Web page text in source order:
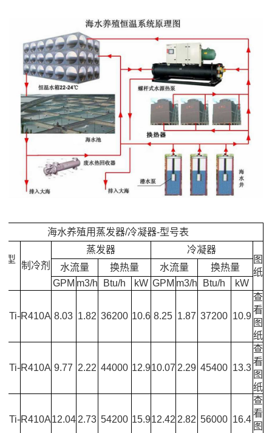
海水养殖用蒸发器/冷凝器-型号表
型
制冷剂
蒸发器
冷凝器
图
纸
水流量 换热量 水流量
换热量
GPM m3/h Btu/h kW GPM m3/h Btu/h
kW
R410A 8.03 1.82 36200 10.6 8.25 1.87 37200 10.9
查
看
图
纸
R410A 9.77 2.22 44000 12.910.07 2.29 45400 13.3
查
看
图
纸
R410A12.04 2.73 54200 15.912.42 2.82 56000 16.4
查
看
图